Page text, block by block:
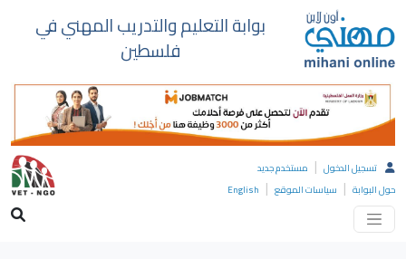
بوابة التعليم والتدريب المهني في
فلسطين
تسجيل الدخول | مستخدم جديد
حول البوابة | سياسات الموقع |
English